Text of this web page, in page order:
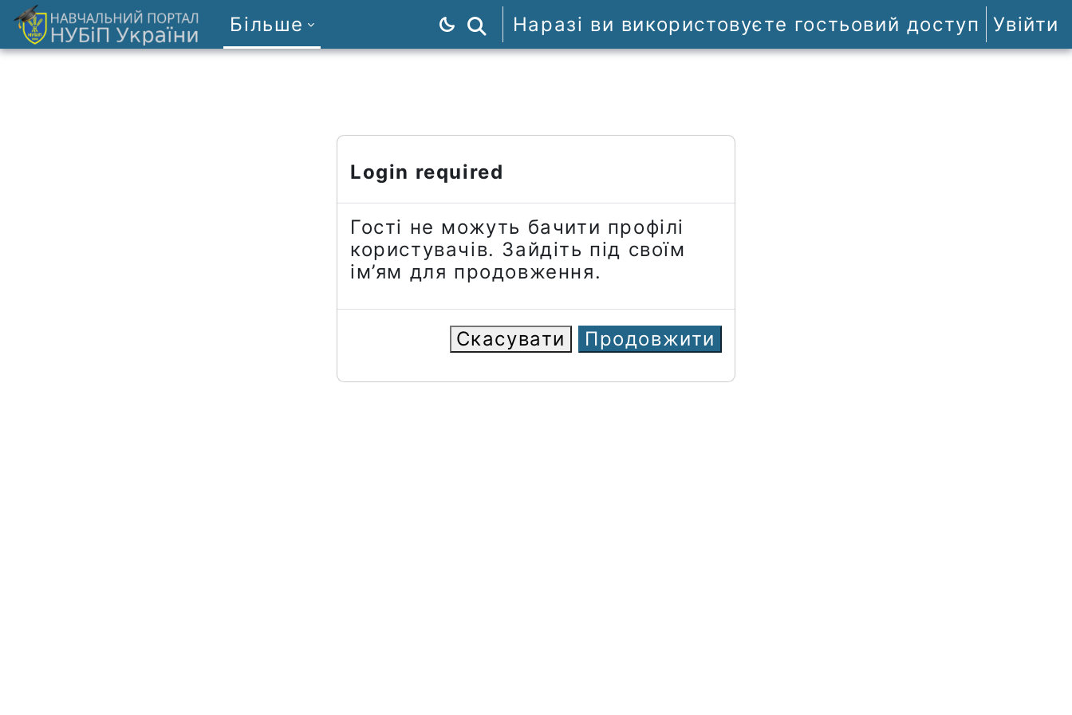
Перейти до головного вмісту
Більше Пошук курсів
Наразі ви використовуєте гостьовий доступ Увійти
Login required
Гості не можуть бачити профілі
користувачів. Зайдіть під своїм
ім’ям для продовження.
Скасувати Продовжити